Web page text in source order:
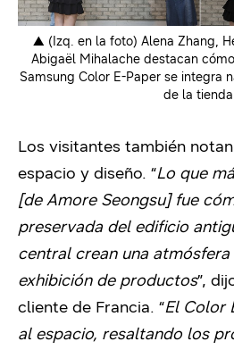
▲ (Izq. en la foto) Alena Zhang,
Abigaël Mihalache destacan
Samsung Color E-Paper se integra
de la
Los visitantes también
espacio y diseño. “Lo que
[de Amore Seongsu] fue
preservada del edificio
central crean una
exhibición de productos”,
cliente de Francia. “El Color
al espacio, resaltando los